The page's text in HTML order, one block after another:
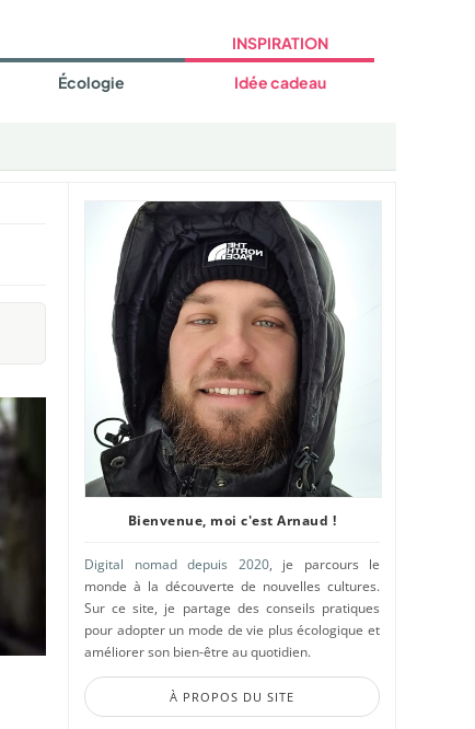
Écologie
INSPIRATION
Idée cadeau
Bienvenue, moi c'est Arnaud !
Digital nomad depuis 2020, je parcours le
monde à la découverte de nouvelles cultures.
Sur ce site, je partage des conseils pratiques
pour adopter un mode de vie plus écologique et
améliorer son bien-être au quotidien.
À PROPOS DU SITE